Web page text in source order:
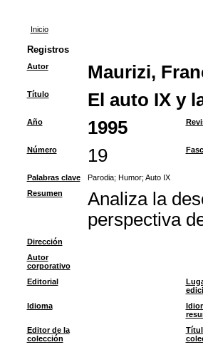
Inicio
Registros
Autor Maurizi,
Título El auto IX y
Año 1995
Número 19
Palabras clave Parodia; Humor; Auto IX
Resumen
Analiza la
perspectiva
Dirección
Autor
corporativo
Editorial
Idioma
Editor de la
colección